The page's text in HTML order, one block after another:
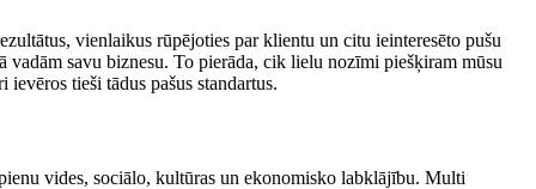
vienlaikus rūpējoties par klientu un citu ieinteresēto pušu
savu biznesu. To pierāda, cik lielu nozīmi piešķiram mūsu
tieši tādus pašus standartus.
vides, sociālo, kultūras un ekonomisko labklājību. Multi